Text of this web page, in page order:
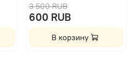
3 500 RUB
600 RUB
В корзину